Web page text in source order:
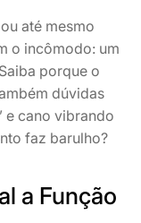
até mesmo
o incômodo: um
porque o
dúvidas
e cano vibrando
faz barulho?
a Função